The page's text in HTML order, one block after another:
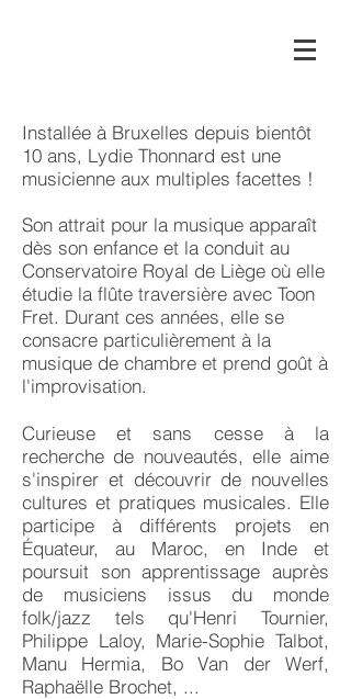
Installée à Bruxelles depuis bientôt
10 ans, Lydie Thonnard est une
musicienne aux multiples facettes !
Son attrait pour la musique apparaît
dès son enfance et la conduit au
Conservatoire Royal de Liège où elle
étudie la flûte traversière avec Toon
Fret. Durant ces années, elle se
consacre particulièrement à la
musique de chambre et prend goût à
l'improvisation.
Curieuse et sans cesse à la
recherche de nouveautés, elle aime
s'inspirer et découvrir de nouvelles
cultures et pratiques musicales. Elle
participe à différents projets en
Équateur, au Maroc, en Inde et
poursuit son apprentissage auprès
de musiciens issus du monde
folk/jazz tels qu'Henri Tournier,
Philippe Laloy, Marie-Sophie Talbot,
Manu Hermia, Bo Van der Werf,
Raphaëlle Brochet, ...